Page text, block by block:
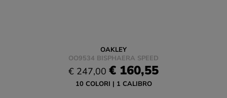
OAKLEY
OO9534 BISPHAERA SPEED
€ 247,00 € 160,55
10 COLORI 1 CALIBRO